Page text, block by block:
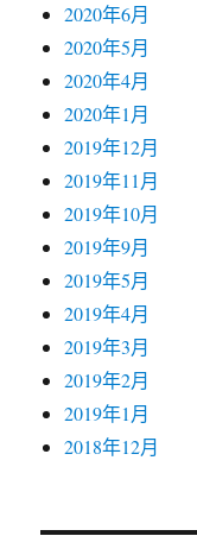
2020年6月
2020年5月
2020年4月
2020年1月
2019年12月
2019年11月
2019年10月
2019年9月
2019年5月
2019年4月
2019年3月
2019年2月
2019年1月
2018年12月